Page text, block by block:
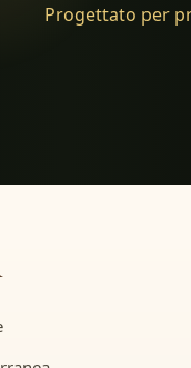
Progettato per